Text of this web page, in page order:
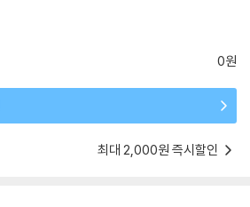
0원
최대 2,000원 즉시할인